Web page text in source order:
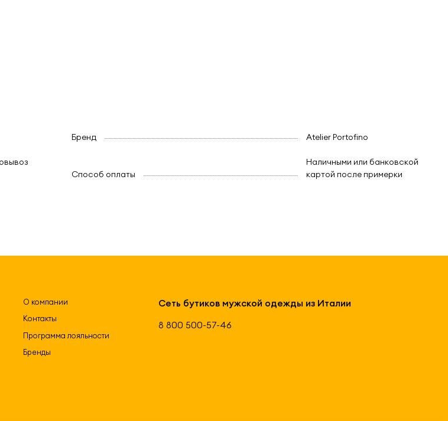
Бренд Atelier Portofino
Способ оплаты
Наличными или банковской
картой после примерки
О компании
Контакты
Программа лояльности
Бренды
Сеть бутиков мужской одежды из Италии
8 800 500-57-46